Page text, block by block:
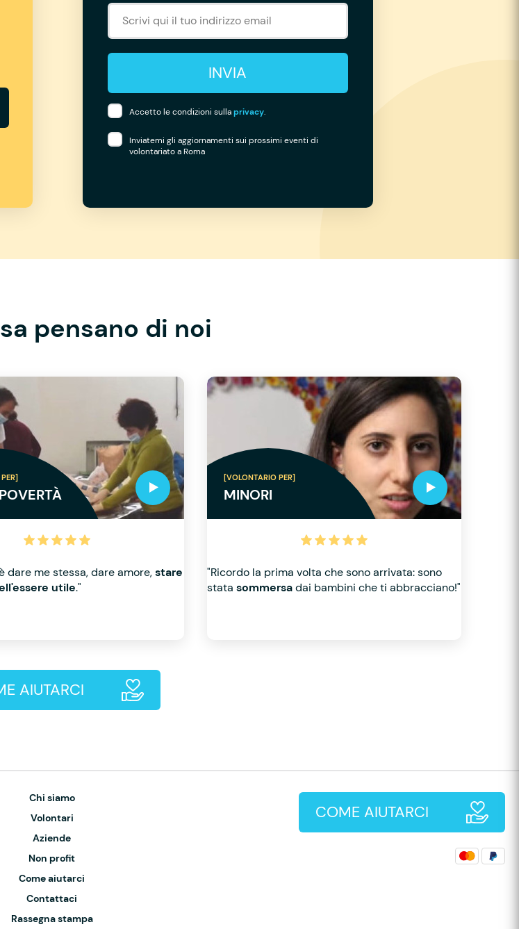
INVIA
Accetto le condizioni sullaprivacy.
Inviatemi gli aggiornamenti sui prossimi eventi di
volontariato a Roma
pensano di noi
dare me stessa, dare amore,stare
utile."
[VOLONTARIO PER]
MINORI
"Ricordo la prima volta che sono arrivata: sono
stata sommersadai bambini che ti abbracciano!"
AIUTARCI
Chi siamo
Volontari
Aziende
Non profit
Come aiutarci
Contattaci
Rassegna stampa
COME AIUTARCI